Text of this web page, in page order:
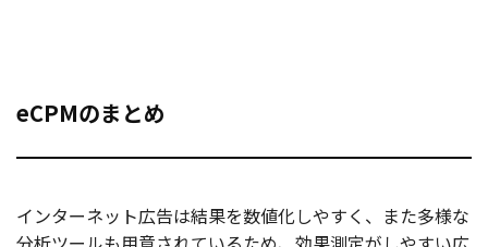
eCPMのまとめ
インターネット広告は結果を数値化しやすく、また多様な